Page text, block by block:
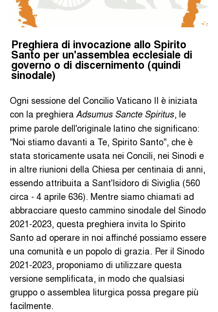
Preghiera di invocazione allo Spirito
Santo per un'assemblea ecclesiale di
governo o di discernimento (quindi
sinodale)
Ogni sessione del Concilio Vaticano II è iniziata
con la preghiera Adsumus Sancte Spiritus, le
prime parole dell'originale latino che significano:
"Noi stiamo davanti a Te, Spirito Santo", che è
stata storicamente usata nei Concili, nei Sinodi e
in altre riunioni della Chiesa per centinaia di anni,
essendo attribuita a Sant'Isidoro di Siviglia (560
circa - 4 aprile 636). Mentre siamo chiamati ad
abbracciare questo cammino sinodale del Sinodo
2021-2023, questa preghiera invita lo Spirito
Santo ad operare in noi affinché possiamo essere
una comunità e un popolo di grazia. Per il Sinodo
2021-2023, proponiamo di utilizzare questa
versione semplificata, in modo che qualsiasi
gruppo o assemblea liturgica possa pregare più
facilmente.